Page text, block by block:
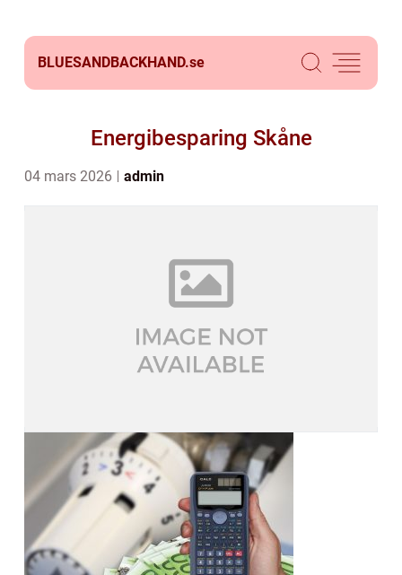
BLUESANDBACKHAND.se
Energibesparing Skåne
04 mars 2026 admin